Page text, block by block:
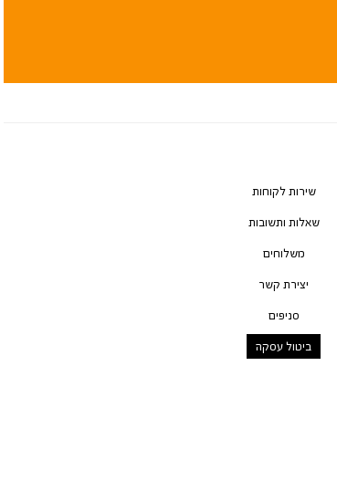
שירות לקוחות
שאלות ותשובות
משלוחים
יצירת קשר
סניפים
ביטול עסקה